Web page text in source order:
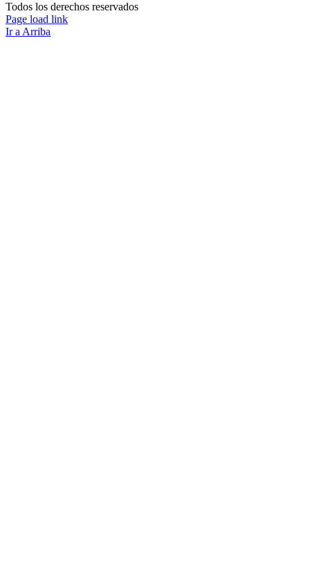
Todos los derechos reservados
Page load link
Ir a Arriba